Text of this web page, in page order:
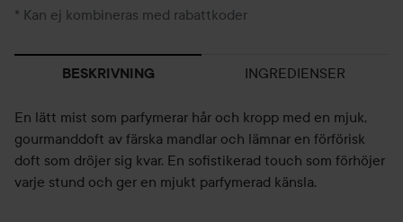
* Kan ej kombineras med rabattkoder
BESKRIVNING INGREDIENSER
En lätt mist som parfymerar hår och kropp med en mjuk,
gourmanddoft av färska mandlar och lämnar en förförisk
doft som dröjer sig kvar. En sofistikerad touch som förhöjer
varje stund och ger en mjukt parfymerad känsla.